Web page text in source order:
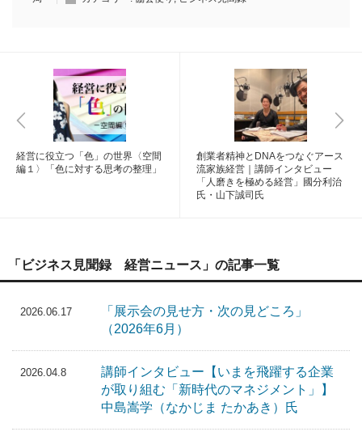
経営に役立つ「色」の世界〈空間
編１〉「色に対する思考の整理」
創業者精神とDNAをつなぐアース
流家族経営｜講師インタビュー
「人磨きを極める経営」國分利治
氏・山下誠司氏
「ビジネス見聞録 経営ニュース」の記事一覧
2026.06.17
「展示会の見せ方・次の見どころ」
（2026年6月）
2026.04.8
講師インタビュー【いまを飛躍する企業
が取り組む「新時代のマネジメント」】
中島嵩学（なかじま たかあき）氏